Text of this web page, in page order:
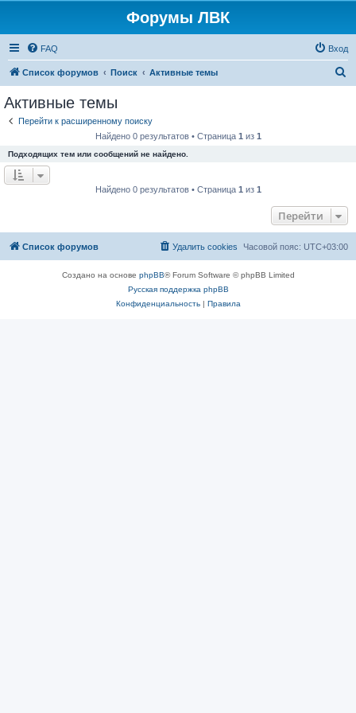
Форумы ЛВК
FAQ Вход
Список форумов Поиск Активные темы
Активные темы
Перейти к расширенному поиску
Найдено 0 результатов • Страница 1 из 1
Подходящих тем или сообщений не найдено.
Найдено 0 результатов • Страница 1 из 1
Перейти
Список форумов Часовой пояс: UTC+03:00
Удалить cookies
Создано на основе phpBB® Forum Software © phpBB Limited
Русская поддержка phpBB
Конфиденциальность| Правила